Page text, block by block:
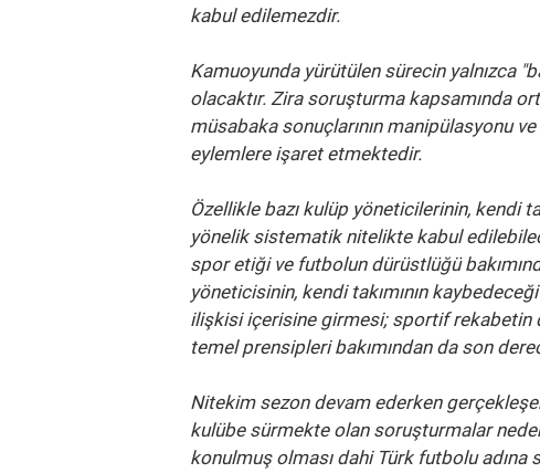
kabul edilemezdir.
Kamuoyunda yürütülen sürecin yalnızca
olacaktır. Zira soruşturma kapsamında
müsabaka sonuçlarının manipülasyonu
eylemlere işaret etmektedir.
Özellikle bazı kulüp yöneticilerinin, kendi
yönelik sistematik nitelikte kabul
spor etiği ve futbolun dürüstlüğü
yöneticisinin, kendi takımının
ilişkisi içerisine girmesi; sportif rekabetin
temel prensipleri bakımından da son
Nitekim sezon devam ederken
kulübe sürmekte olan soruşturmalar
konulmuş olması dahi Türk futbolu